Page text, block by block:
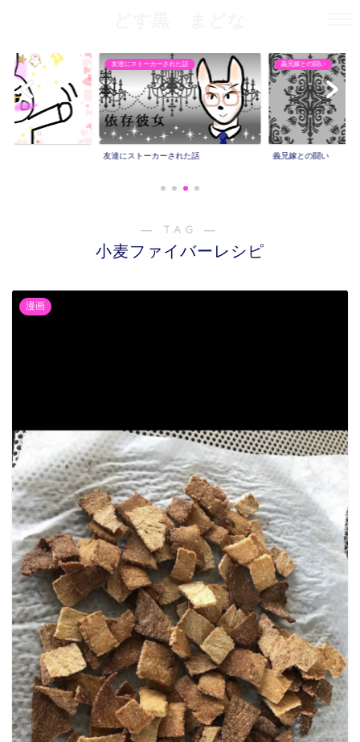
友達にストーカーされた話
友達にストーカーされた話
義兄嫁との闘い
義兄嫁との闘い
― TAG ―
小麦ファイバーレシピ
漫画